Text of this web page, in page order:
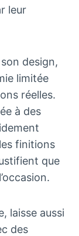
leur
design,
limitée
réelles.
à des
finitions
que
laisse aussi
des